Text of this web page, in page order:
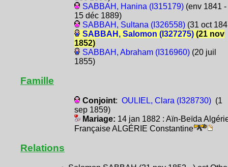
SABBAH, Hanina (I315179)(env 1841 -
15 déc 1889)
SABBAH, Sultana (I326558)(31 oct
SABBAH, Salomon (I327275)(21 nov
1852)
SABBAH, Abraham (I316960)(20 juil
1855)
Famille
Conjoint: OULIEL, Clara (I328730)(1
sep 1859)
Mariage: 14 jan 1882 : Aïn-Beïda
Française ALGÉRIE Constantine
Relations